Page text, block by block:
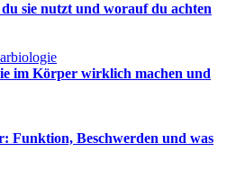
sie nutzt und worauf du achten
im Körper wirklich machen und
Funktion, Beschwerden und was